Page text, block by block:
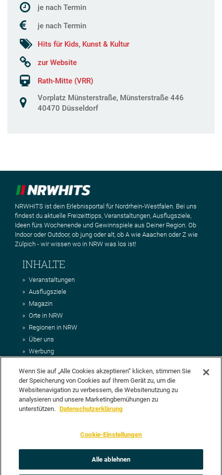
je nach Termin
je nach Termin
Hits für Kids, Kunst & Kultur
zur Website
Rath-Mitte (VRR)
Vorplatz Münsterstraße, Münsterstraße 446
40470 Düsseldorf
NRWHITS ist dein Erlebnisportal für Nordrhein-Westfalen. Bei uns
findest du aktuelle Freizeittipps, Veranstaltungen, Ausflugsziele,
Ideen fürs Wochenende und Gewinnspiele aus Deiner Region. Ob
Indoor oder Outdoor, ob jung oder alt, ob A wie Aaachen oder Z wie
Zülpich - wir wissen wo in NRW was los ist!
INHALTE
Veranstaltungen
Ausflugsziele
Magazin
Orte in NRW
Regionen in NRW
Über uns
Werbung
Impressum
AGB
Datenschutz
DEIN VORSCHLAG FÜR NRWHITS
vorschlagen? Klasse, dann nutze doch einfach
Unsere Redaktion wird Deinen Vorschlag dann so schnell wie
Wenn Sie auf „Alle Cookies akzeptieren“ klicken, stimmen Sie
der Speicherung von Cookies auf Ihrem Gerät zu, um die
Websitenavigation zu verbessern, die Websitenutzung zu
analysieren und unsere Marketingbemühungen zu
unterstützen. Datenschutzerklärung
Cookie-Einstellungen
Alle ablehnen